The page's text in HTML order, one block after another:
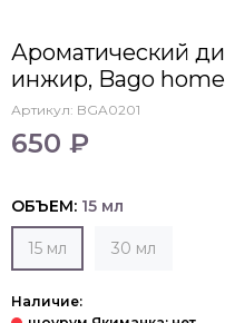
Ароматический
инжир, Bago home
Артикул: BGA0201
650 ₽
ОБЪЕМ: 15 мл
15 мл 30 мл
Наличие: